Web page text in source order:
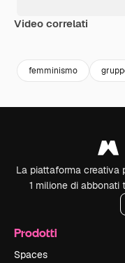
Video correlati
femminismo
La piattaforma creativa
1 milione di abbonati
Prodotti
Spaces